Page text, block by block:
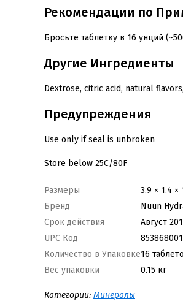
Рекомендации по
Бросьте таблетку в 16 унций
Другие Ингредиенты
Dextrose, citric acid, natural
Предупреждения
Use only if seal is unbroken
Store below 25C/80F
Размеры
3.9 × 1.4
Бренд
Nuun
Срок действия
Август
UPC Код
Количество в Упаковке16
Вес упаковки
0.15 кг
Категории: Минералы